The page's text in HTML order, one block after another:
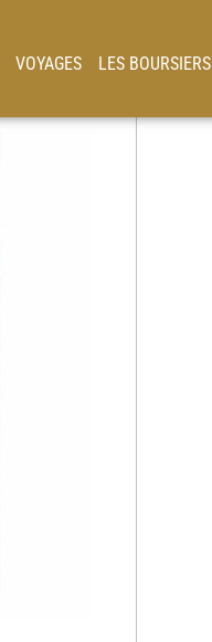
VOYAGES LES BOURSIERS